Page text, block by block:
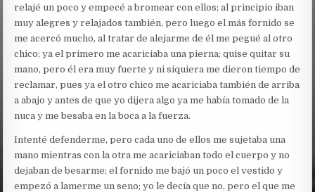
relajé un poco y empecé a bromear con ellos; al principio iban
muy alegres y relajados también, pero luego el más fornido se
me acercó mucho, al tratar de alejarme de él me pegué al otro
chico; ya el primero me acariciaba una pierna; quise quitar su
mano, pero él era muy fuerte y ni siquiera me dieron tiempo de
reclamar, pues ya el otro chico me acariciaba también de arriba
a abajo y antes de que yo dijera algo ya me había tomado de la
nuca y me besaba en la boca a la fuerza.
Intenté defenderme, pero cada uno de ellos me sujetaba una
mano mientras con la otra me acariciaban todo el cuerpo y no
dejaban de besarme; el fornido me bajó un poco el vestido y
empezó a lamerme un seno; yo le decía que no, pero el que me